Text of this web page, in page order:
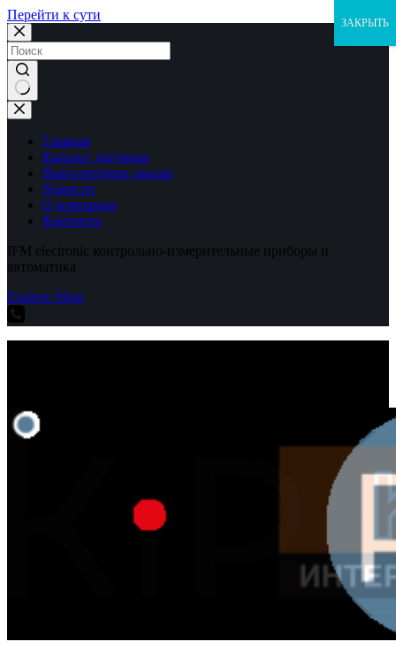
Перейти к сути
Ничего
не
найденоГлавная
Каталог датчиков
Выполненные заказы
Новости
О компании
Контакты
IFM electronic контрольно-измерительные приборы и
автоматика
Explore Shop
ЗАКРЫТЬ